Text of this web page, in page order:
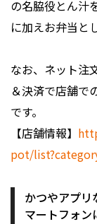
の名脇役とん汁
に加えお弁当と
なお、ネット注
＆決済で店舗で
です。
【店舗情報】
pot/
かつやアプリ
マートフォン